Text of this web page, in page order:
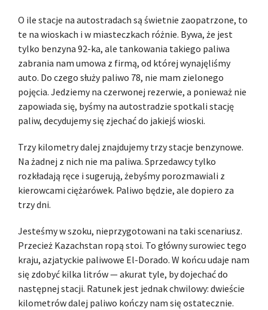
O ile stacje na autostradach są świetnie zaopatrzone, to
te na wioskach i w miasteczkach różnie. Bywa, że jest
tylko benzyna 92-ka, ale tankowania takiego paliwa
zabrania nam umowa z firmą, od której wynajęliśmy
auto. Do czego służy paliwo 78, nie mam zielonego
pojęcia. Jedziemy na czerwonej rezerwie, a ponieważ nie
zapowiada się, byśmy na autostradzie spotkali stację
paliw, decydujemy się zjechać do jakiejś wioski.
Trzy kilometry dalej znajdujemy trzy stacje benzynowe.
Na żadnej z nich nie ma paliwa. Sprzedawcy tylko
rozkładają ręce i sugerują, żebyśmy porozmawiali z
kierowcami ciężarówek. Paliwo będzie, ale dopiero za
trzy dni.
Jesteśmy w szoku, nieprzygotowani na taki scenariusz.
Przecież Kazachstan ropą stoi. To główny surowiec tego
kraju, azjatyckie paliwowe El-Dorado. W końcu udaje nam
się zdobyć kilka litrów — akurat tyle, by dojechać do
następnej stacji. Ratunek jest jednak chwilowy: dwieście
kilometrów dalej paliwo kończy nam się ostatecznie.